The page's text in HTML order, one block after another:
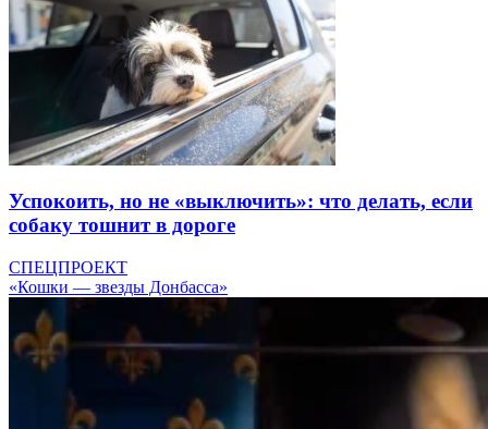
Успокоить, но не «выключить»: что делать, если
собаку тошнит в дороге
СПЕЦПРОЕКТ
«Кошки — звезды Донбасса»